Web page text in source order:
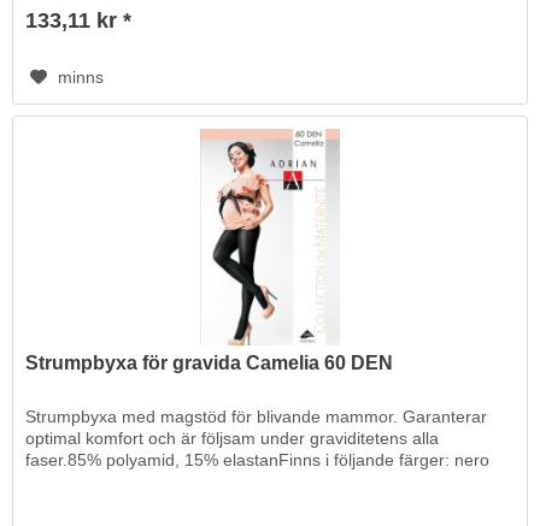
133,11 kr *
minns
Strumpbyxa för gravida Camelia 60 DEN
Strumpbyxa med magstöd för blivande mammor. Garanterar
optimal komfort och är följsam under graviditetens alla
faser.85% polyamid, 15% elastanFinns i följande färger: nero